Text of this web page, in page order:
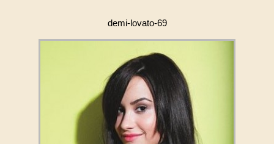
demi-lovato-69